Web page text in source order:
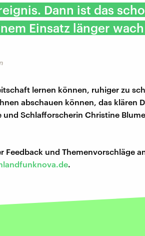
Dann ist das
Einsatz länger
lernen können, ruhiger zu
abschauen können, das klären
Schlafforscherin Christine
Feedback und Themenvorschläge
.